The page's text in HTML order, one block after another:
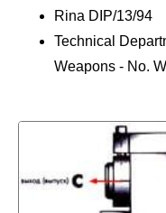
Rina DIP/13/94
Technical
Weapons - No.